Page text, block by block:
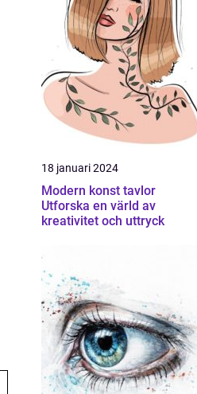
18 januari 2024
Modern konst tavlor
Utforska en värld av
kreativitet och uttryck